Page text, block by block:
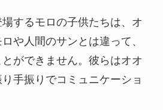
場するモロの子供たちは、オ
や人間のサンとは違って、
ができません。彼らはオオ
手振りでコミュニケーショ